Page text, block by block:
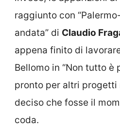
raggiunto con
andata” di Claudio
appena finito di
Bellomo in “Non tutto è
pronto per altri progetti
deciso che fosse il
coda.